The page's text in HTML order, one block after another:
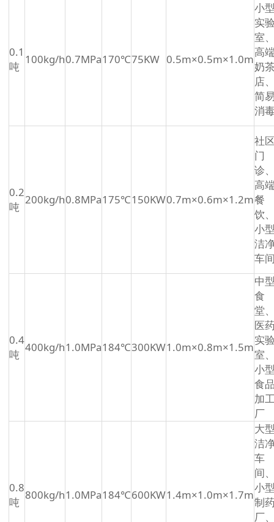
0.1
吨
100kg/h0.7MPa170℃75KW 0.5m×0.5m×1.0m
小
实
室
高
奶
店
简
消
0.2
吨
200kg/h0.8MPa175℃150KW0.7m×0.6m×1.2m
社
门
诊
高
餐
饮
小
洁
车
0.4
吨
400kg/h1.0MPa184℃300KW1.0m×0.8m×1.5m
中
食
堂
医
实
室
小
食
加
厂
0.8
吨
800kg/h1.0MPa184℃600KW1.4m×1.0m×1.7m
大
洁
车
间
小
制
厂